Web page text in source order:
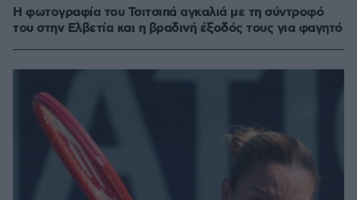
Η φωτογραφία του Τσιτσιπά αγκαλιά με τη σύντροφό
του στην Ελβετία και η βραδινή έξοδός τους για φαγητό